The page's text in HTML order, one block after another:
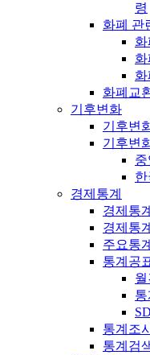
령
화폐 관
화폐교
기후변화
기후변
기후변
경제통계
경제통
경제통
주요통
통계공
통계조
통계검